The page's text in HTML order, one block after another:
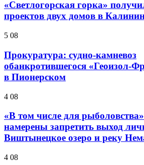
«Светлогорская горка»
проектов двух домов в
5 08
Прокуратура: судно-камневоз
обанкротившегося «Геоизол-
в Пионерском
4 08
«В том числе для
намерены запретить выход
Виштынецкое озеро и реку
4 08